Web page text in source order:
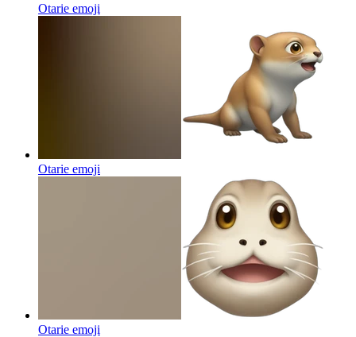
Otarie emoji
Otarie emoji
Otarie emoji